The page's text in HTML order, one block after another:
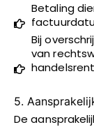
Betaling
Bij
van
5.
De